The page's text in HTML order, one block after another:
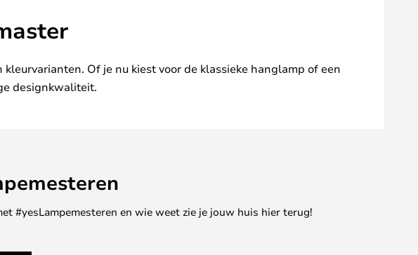
Of je nu kiest voor de klassieke hanglamp of een
designkwaliteit.
#yesLampemesteren en wie weet zie je jouw huis hier terug!